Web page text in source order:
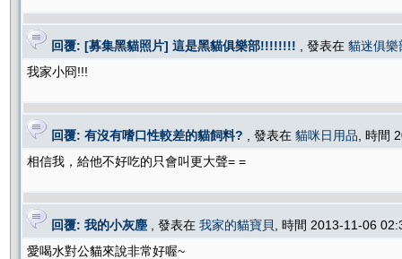
回覆: [募集黑貓照片] 這是黑貓俱樂部!!!!!!!! , 發表在 貓迷俱樂
我家小冏!!!
回覆: 有沒有嗜口性較差的貓飼料? , 發表在 貓咪日用品 , 時間
相信我，給他不好吃的只會叫更大聲= =
回覆: 我的小灰塵 , 發表在 我家的貓寶貝
, 時間 2013-11-06
愛喝水對公貓來說非常好喔~